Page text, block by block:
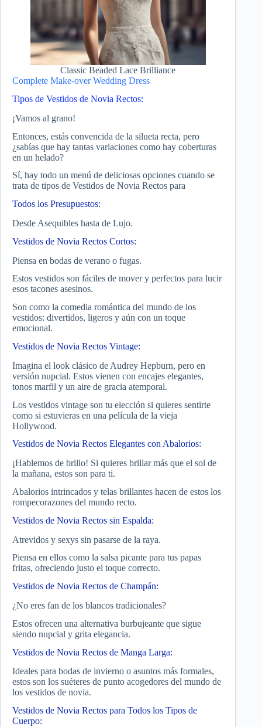
Classic Beaded Lace Brilliance
Complete Make-over Wedding Dress
Tipos de Vestidos de Novia Rectos:
¡Vamos al grano!
Entonces, estás convencida de la silueta recta, pero
¿sabías que hay tantas variaciones como hay coberturas
en un helado?
Sí, hay todo un menú de deliciosas opciones cuando se
trata de tipos de Vestidos de Novia Rectos para
Todos los Presupuestos:
Desde Asequibles hasta de Lujo.
Vestidos de Novia Rectos Cortos:
Piensa en bodas de verano o fugas.
Estos vestidos son fáciles de mover y perfectos para lucir
esos tacones asesinos.
Son como la comedia romántica del mundo de los
vestidos: divertidos, ligeros y aún con un toque
emocional.
Vestidos de Novia Rectos Vintage:
Imagina el look clásico de Audrey Hepburn, pero en
versión nupcial. Estos vienen con encajes elegantes,
tonos marfil y un aire de gracia atemporal.
Los vestidos vintage son tu elección si quieres sentirte
como si estuvieras en una película de la vieja
Hollywood.
Vestidos de Novia Rectos Elegantes con Abalorios:
¡Hablemos de brillo! Si quieres brillar más que el sol de
la mañana, estos son para ti.
Abalorios intrincados y telas brillantes hacen de estos los
rompecorazones del mundo recto.
Vestidos de Novia Rectos sin Espalda:
Atrevidos y sexys sin pasarse de la raya.
Piensa en ellos como la salsa picante para tus papas
fritas, ofreciendo justo el toque correcto.
Vestidos de Novia Rectos de Champán:
¿No eres fan de los blancos tradicionales?
Estos ofrecen una alternativa burbujeante que sigue
siendo nupcial y grita elegancia.
Vestidos de Novia Rectos de Manga Larga:
Ideales para bodas de invierno o asuntos más formales,
estos son los suéteres de punto acogedores del mundo de
los vestidos de novia.
Vestidos de Novia Rectos para Todos los Tipos de
Cuerpo: